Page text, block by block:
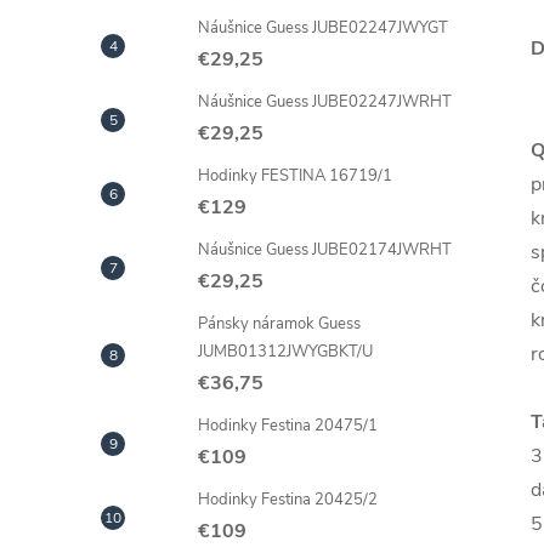
Náušnice Guess JUBE02247JWYGT
€29,25
Náušnice Guess JUBE02247JWRHT
€29,25
Hodinky FESTINA 16719/1
€129
Náušnice Guess JUBE02174JWRHT
€29,25
Pánsky náramok Guess
JUMB01312JWYGBKT/U
€36,75
Hodinky Festina 20475/1
€109
Hodinky Festina 20425/2
€109